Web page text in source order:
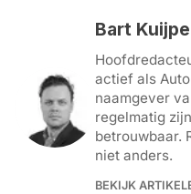
Bart
actief als
naamgever
regelmatig
betrouwbaar.
niet anders.
BEKIJK